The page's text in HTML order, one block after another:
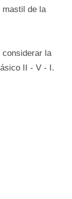
mastil de la
considerar la
II - V - I.